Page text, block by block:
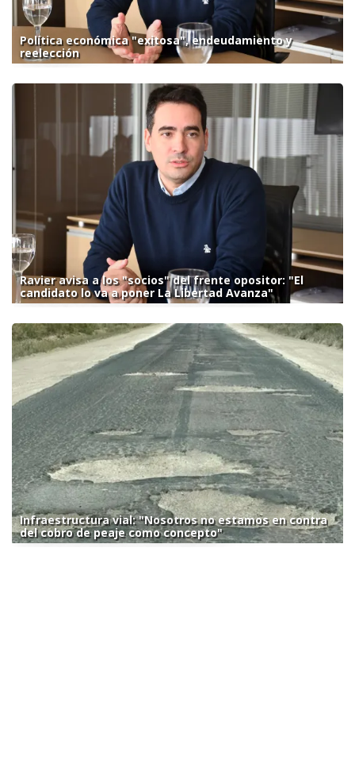
Política económica "exitosa", endeudamiento y
reelección
Ravier avisa a los "socios" del frente opositor: "El
candidato lo va a poner La Libertad Avanza"
Infraestructura vial: "Nosotros no estamos en contra
del cobro de peaje como concepto"